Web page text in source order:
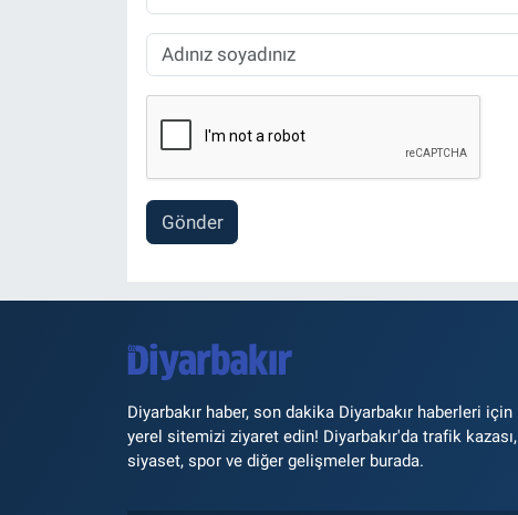
Gönder
Diyarbakır haber, son dakika Diyarbakır haberleri için
yerel sitemizi ziyaret edin! Diyarbakır'da trafik kazası,
siyaset, spor ve diğer gelişmeler burada.